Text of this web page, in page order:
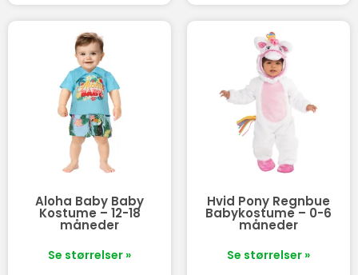
Aloha Baby Baby
Kostume – 12-18
måneder
Se størrelser »
Hvid Pony Regnbue
Babykostume – 0-6
måneder
Se størrelser »